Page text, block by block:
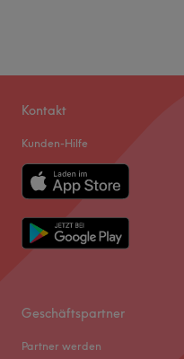
Kontakt
Kunden-Hilfe
Geschäftspartner
Partner werden